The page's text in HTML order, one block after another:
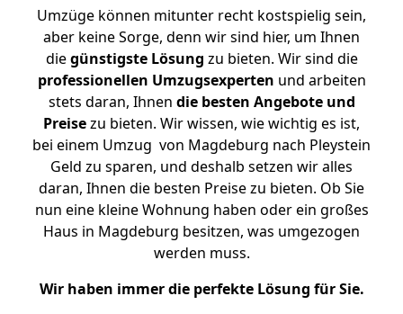
Umzüge können mitunter recht kostspielig sein,
aber keine Sorge, denn wir sind hier, um Ihnen
diegünstigste Lösung zu bieten. Wir sind die
professionellen Umzugsexperten und arbeiten
stets daran, Ihnen die besten Angebote und
Preisezu bieten. Wir wissen, wie wichtig es ist,
bei einem Umzug von Magdeburg nach Pleystein
Geld zu sparen, und deshalb setzen wir alles
daran, Ihnen die besten Preise zu bieten. Ob Sie
nun eine kleine Wohnung haben oder ein großes
Haus in Magdeburg besitzen, was umgezogen
werden muss.
Wir haben immer die perfekte Lösung für Sie.